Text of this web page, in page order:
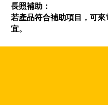
長照補助：
若產品符合補助項目，可
宜。